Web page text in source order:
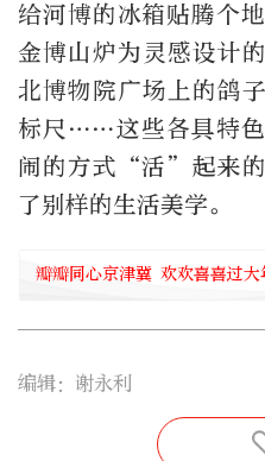
给河博的冰箱贴腾个
金博山炉为灵感设计
北博物院广场上的鸽
标尺……这些各具特色
闹的方式“活”起来的
了别样的生活美学。
瓣瓣同心京津冀 欢欢喜喜过大
编辑：谢永利